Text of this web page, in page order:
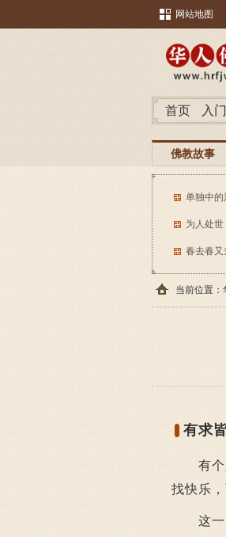
网站地图
首页 入门
佛教故事
单独中的
为人处世
春去春又
当前位置：
有求
有个
找快乐
这一天